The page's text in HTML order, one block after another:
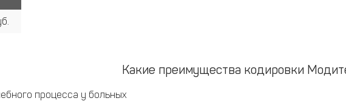
Какие преимущества кодировки
процесса у больных